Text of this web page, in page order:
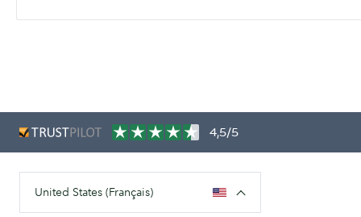
4,5/5
United States (Français)